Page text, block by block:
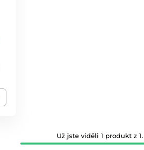
Už jste viděli 1 produkt z 1.